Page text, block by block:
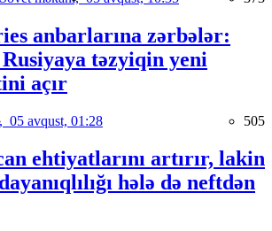
anbarlarına zərbələr:
təzyiqin yeni
açır
05 avqust, 01:28 505
ehtiyatlarını artırır, lakin
hələ də neftdən